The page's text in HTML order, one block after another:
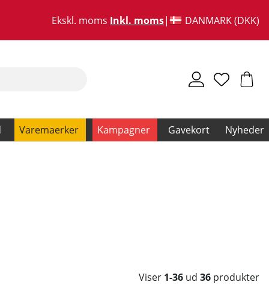
Ekskl. moms Inkl. moms DANMARK (DKK)
Varemaerker Kampagner Gavekort Nyheder
Viser 1-36 ud 36 produkter